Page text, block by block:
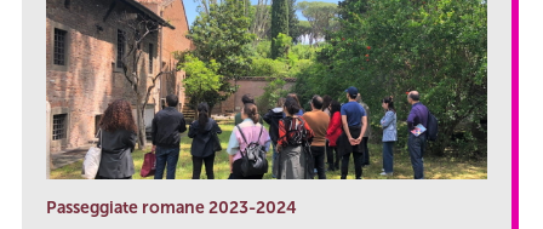
Passeggiate romane 2023-2024